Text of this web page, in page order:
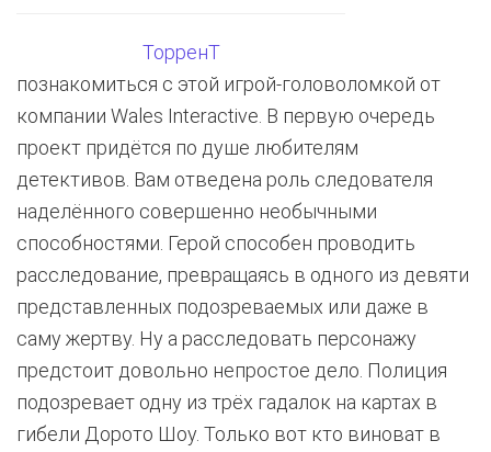
ТорренТ
познакомиться с этой игрой-головоломкой от
компании Wales Interactive. В первую очередь
проект придётся по душе любителям
детективов. Вам отведена роль следователя
наделённого совершенно необычными
способностями. Герой способен проводить
расследование, превращаясь в одного из девяти
представленных подозреваемых или даже в
саму жертву. Ну а расследовать персонажу
предстоит довольно непростое дело. Полиция
подозревает одну из трёх гадалок на картах в
гибели Дорото Шоу. Только вот кто виноват в